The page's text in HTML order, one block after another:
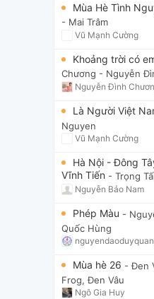
Mùa Hè Tình
- Mai Trâm
Vũ Mạnh Cường
Khoảng trời có
Chương - Nguyễn
Nguyễn Đình
Là Người Việt
Nguyen
Vũ Mạnh Cường
Hà Nội - Đông
Vĩnh Tiến - Trọng
Nguyễn Bảo Nam
Phép Màu -
Quốc Hùng
Mùa hè 26 - Đen
Frog, Đen Vâu
Ngô Gia Huy